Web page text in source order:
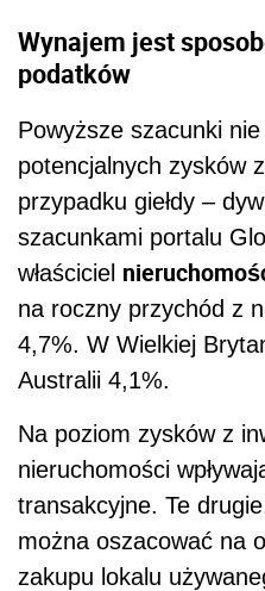
Wynajem jest
podatków
Powyższe szacunki
potencjalnych zysków
przypadku giełdy –
szacunkami portalu
właściciel
na roczny przychód z
4,7%. W Wielkiej
Australii 4,1%.
Na poziom zysków z
nieruchomości
transakcyjne. Te
można oszacować na
zakupu lokalu